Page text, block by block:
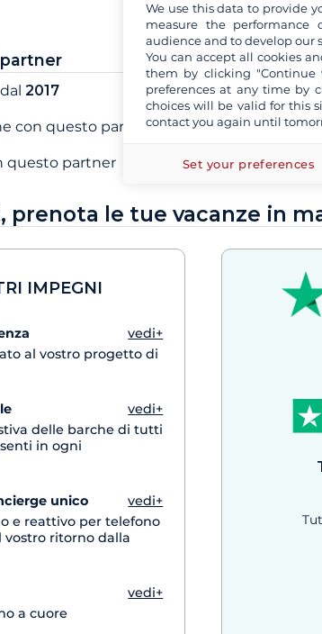
2017
con questo partner agiugno 2026
questo partner
prenota le tue vacanze in
IMPEGNI
vedi+
al vostro progetto di
vedi+
delle barche di tutti
in ogni
unico
vedi+
e reattivo per telefono
vostro ritorno dalla
vedi+
a cuore
We use this data to provide
measure the
audience and to develop our
You can accept all cookies
them by clicking "Continue
preferences at any time by
choices will be valid for this
contact you again until
Set your preferences